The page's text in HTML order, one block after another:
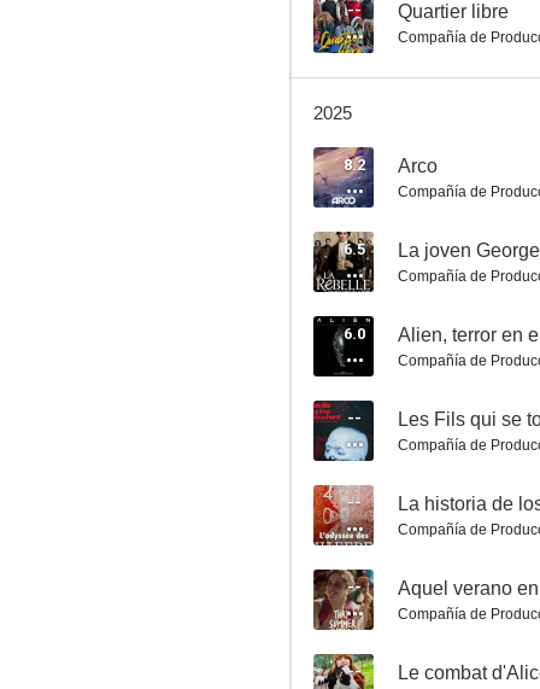
5.9
Pornografia
-- Quartier libre
Compañía de
2025
8.2 Arco
Compañía de
6.5 La joven
Compañía de
6.0 Alien, terror en
Compañía de
-- Les Fils qui se
Compañía de
-- La historia de
Compañía de
-- Aquel verano
Compañía de
-- Le combat